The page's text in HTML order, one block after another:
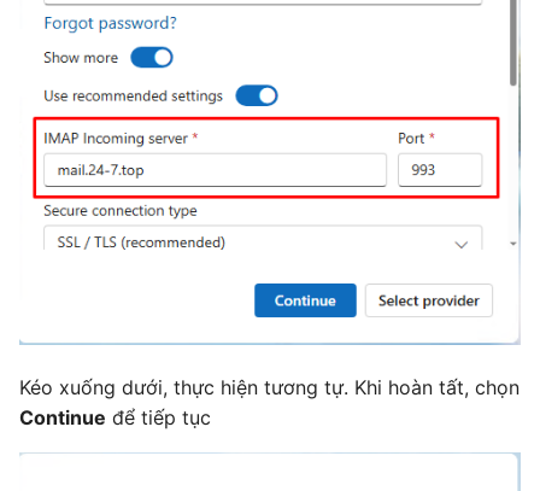
Kéo xuống dưới, thực hiện tương tự. Khi hoàn tất, chọn
Continue để tiếp tục